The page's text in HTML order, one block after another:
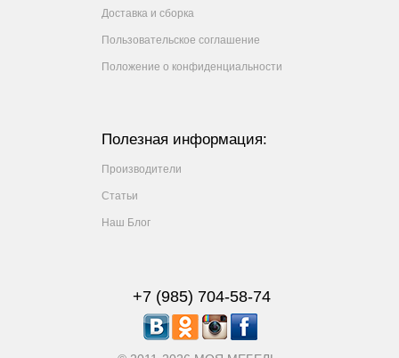
Доставка и сборка
Пользовательское соглашение
Положение о конфиденциальности
Полезная информация:
Производители
Статьи
Наш Блог
+7 (985) 704-58-74